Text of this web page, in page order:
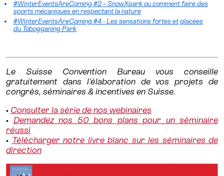
#WinterEventsAreComing #2 – SnowXpark ou comment faire des
sports mécaniques en respectant la nature
#WinterEventsAreComing #4 - Les sensations fortes et glacées
du Tobogganing Park
Le Suisse Convention Bureau vous conseille
gratuitement dans l'élaboration de vos projets de
congrès, séminaires & incentives en Suisse.
• Consulter la série de nos webinaires
• Demandez nos 50 bons plans pour un séminaire
réussi
• Télécharger notre livre blanc sur les séminaires de
direction